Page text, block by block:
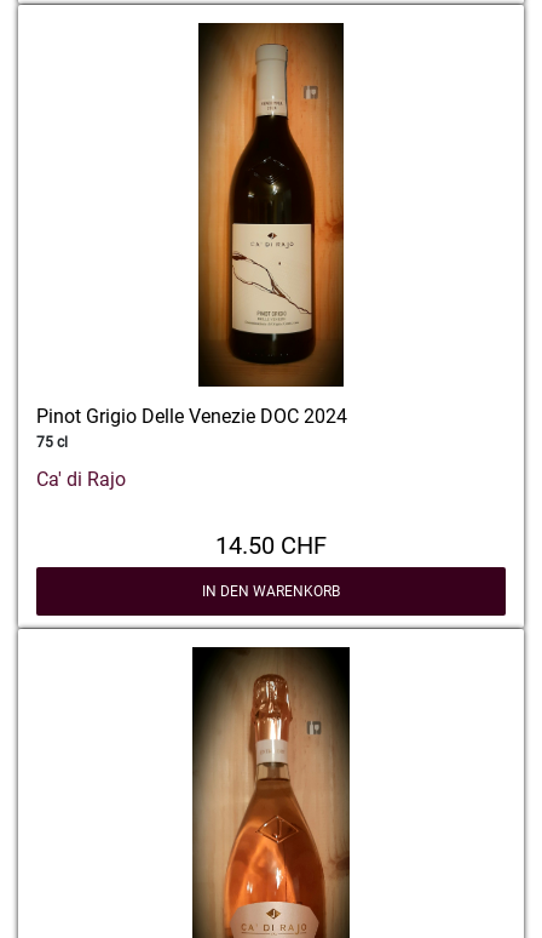
Pinot Grigio Delle Venezie DOC 2024
75 cl
Ca' di Rajo
14.50 CHF
IN DEN WARENKORB